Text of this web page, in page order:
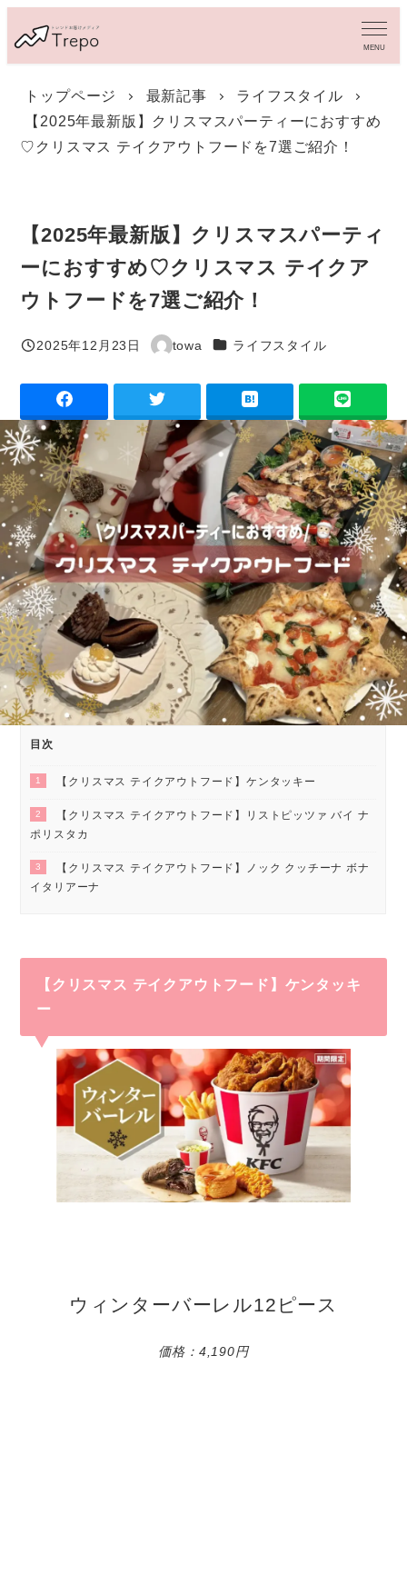
イ
MENU
トップページ 最新記事
ライフスタイル
【2025年最新版】クリスマスパーティーにおすすめ
♡クリスマス テイクアウトフードを7選ご紹介！
【2025年最新版】クリスマスパーティ
ーにおすすめ♡クリスマス テイクア
ウトフードを7選ご紹介！
投稿日
2025年12月23日
著
towa カテゴリー
ライフスタイル
目次
1 【クリスマス テイクアウトフード】ケンタッキー
2
【クリスマス テイクアウトフード】リストピッツァ バイ ナ
ポリスタカ
3
【クリスマス テイクアウトフード】ノック クッチーナ ボナ
イタリアーナ
【クリスマス テイクアウトフード】ケンタッキ
ー
ウィンターバーレル12ピース
価格：4,190円